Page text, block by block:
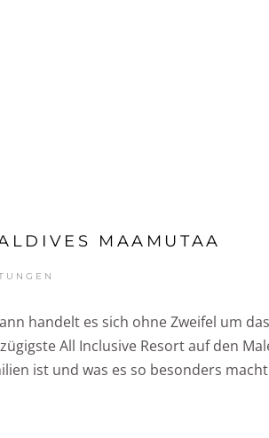
MAAMUTAA
handelt es sich ohne Zweifel um
All Inclusive Resort auf den
ist und was es so besonders